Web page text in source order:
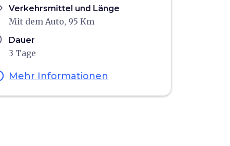
Verkehrsmittel und Länge
Mit dem Auto, 95 Km
Dauer
3 Tage
Mehr Informationen